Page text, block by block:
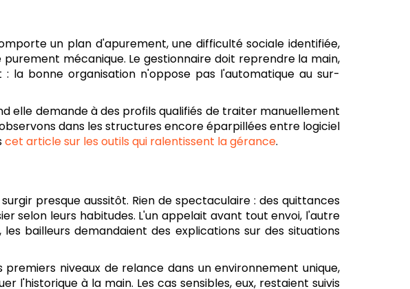
un plan d'apurement, une difficulté sociale identifiée,
mécanique. Le gestionnaire doit reprendre la main,
la bonne organisation n'oppose pas l'automatique au sur-
elle demande à des profils qualifiés de traiter manuellement
dans les structures encore éparpillées entre logiciel
cet article sur les outils qui ralentissent la gérance.
presque aussitôt. Rien de spectaculaire : des quittances
selon leurs habitudes. L'un appelait avant tout envoi, l'autre
bailleurs demandaient des explications sur des situations
niveaux de relance dans un environnement unique,
l'historique à la main. Les cas sensibles, eux, restaient suivis